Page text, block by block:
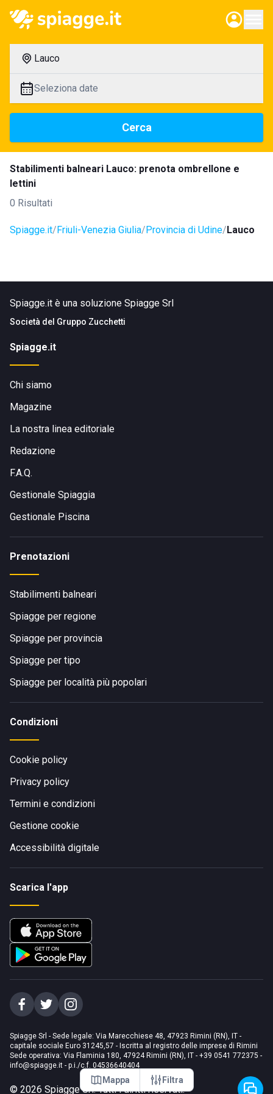
Lauco
Seleziona date
Cerca
Stabilimenti balneari Lauco: prenota ombrellone e
lettini
0 Risultati
Mappa Filtra
Spiagge.it Friuli-Venezia Giulia Provincia di Udine Lauco
Spiagge.it è una soluzione Spiagge Srl
Società del Gruppo Zucchetti
Spiagge.it
Chi siamo
Magazine
La nostra linea editoriale
Redazione
F.A.Q.
Gestionale Spiaggia
Gestionale Piscina
Prenotazioni
Stabilimenti balneari
Spiagge per regione
Spiagge per provincia
Spiagge per tipo
Spiagge per località più popolari
Condizioni
Cookie policy
Privacy policy
Termini e condizioni
Gestione cookie
Accessibilità digitale
Scarica l'app
Spiagge Srl - Sede legale: Via Marecchiese 48, 47923 Rimini (RN), IT -
capitale sociale Euro 31245,57 - Iscritta al registro delle imprese di Rimini
Sede operativa: Via Flaminia 180, 47924 Rimini (RN), IT - +39 0541 772375 -
info@spiagge.it - p.i./c.f. 04536640404
© 2026 Spiagge Srl. Tutti i diritti riservati.